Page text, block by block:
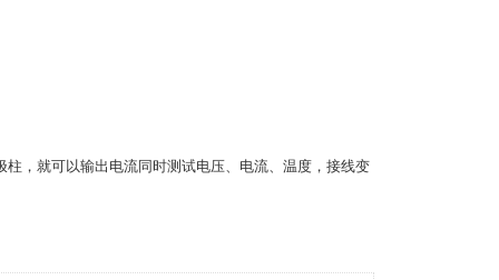
，就可以输出电流同时测试电压、电流、温度，接线变